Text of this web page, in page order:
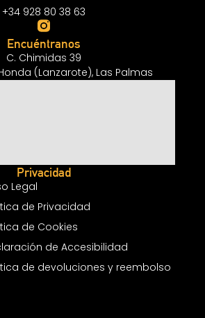
+34 928 80 38 63
Encuéntranos
C. Chimidas 39
(Lanzarote), Las Palmas
Privacidad
Legal
de Privacidad
de Cookies
de Accesibilidad
de devoluciones y reembolso